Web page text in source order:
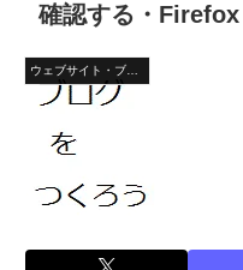
確認する・Firefox
ウェブサイト・ブログ作成